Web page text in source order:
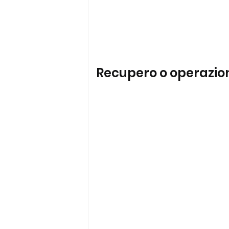
Recupero o